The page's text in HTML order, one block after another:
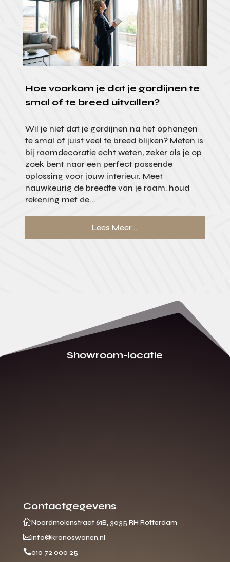
Hoe voorkom je dat je gordijnen te
smal of te breed uitvallen?
Wil je niet dat je gordijnen na het ophangen
te smal of juist veel te breed blijken? Meten is
bij raamdecoratie echt weten, zeker als je op
zoek bent naar een perfect passende
oplossing voor jouw interieur. Meet
nauwkeurig de breedte van je raam, houd
rekening met de...
Lees Meer...
Showroom-locatie
Contactgegevens
Noordmolenstraat 61B, 3035 RH Rotterdam
info@kronoswonen.nl
010 72 000 25